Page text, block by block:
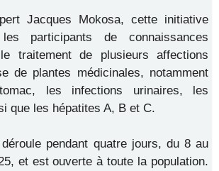
Jacques Mokosa, cette initiative
participants de connaissances
traitement de plusieurs affections
de plantes médicinales, notamment
les infections urinaires, les
que les hépatites A, B et C.
pendant quatre jours, du 8 au
et est ouverte à toute la population.